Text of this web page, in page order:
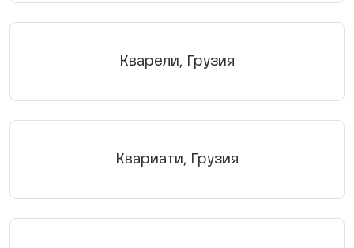
Кварели, Грузия
Квариати, Грузия